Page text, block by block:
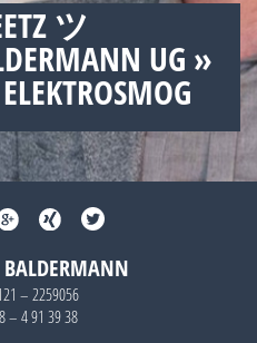
ツ
UG »
– 2259056
– 4 91 39 38